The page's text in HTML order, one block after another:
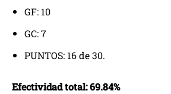
GF: 10
GC: 7
PUNTOS: 16 de 30.
Efectividad total: 69.84%